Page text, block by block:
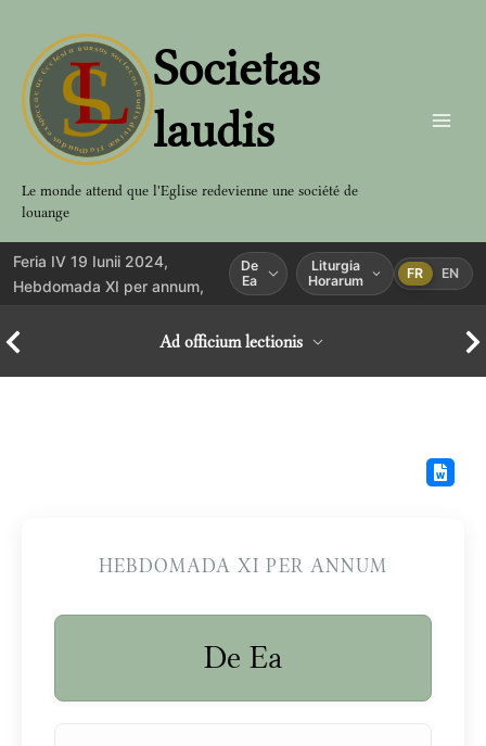
contenu
Societas
laudis
Le monde attend que l'Eglise redevienne une société de
louange
Feria IV 19 Iunii 2024,
Hebdomada XI per annum,
De
Ea
Liturgia
Horarum
FR EN
Ad officium lectionis
HEBDOMADA XI PER ANNUM
De Ea